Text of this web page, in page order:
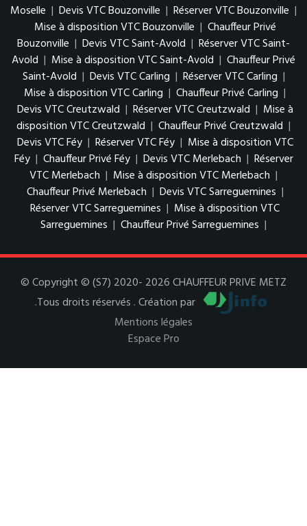
Moselle | Devis VTC Bouzonville | Réserver VTC Bouzonville |
Mise à disposition VTC Bouzonville | Chauffeur Privé
Bouzonville | Devis VTC Saint-Avold | Réserver VTC Saint-
Avold | Mise à disposition VTC Saint-Avold | Chauffeur Privé
Saint-Avold | Devis VTC Carling | Réserver VTC Carling |
Mise à disposition VTC Carling | Chauffeur Privé Carling |
Devis VTC Creutzwald | Réserver VTC Creutzwald | Mise à
disposition VTC Creutzwald | Chauffeur Privé Creutzwald |
Devis VTC Féy | Réserver VTC Féy | Mise à disposition VTC
Féy | Chauffeur Privé Féy | Devis VTC Merlebach | Réserver
VTC Merlebach | Mise à disposition VTC Merlebach |
Chauffeur Privé Merlebach | Devis VTC Sarreguemines |
Réserver VTC Sarreguemines | Mise à disposition VTC
Sarreguemines | Chauffeur Privé Sarreguemines |
© Copyright © (S7) 2020- 2026 CHAUFFEUR PRIVE METZ
.Tous droits réservés . Création par
Mentions légales
Espace Pro